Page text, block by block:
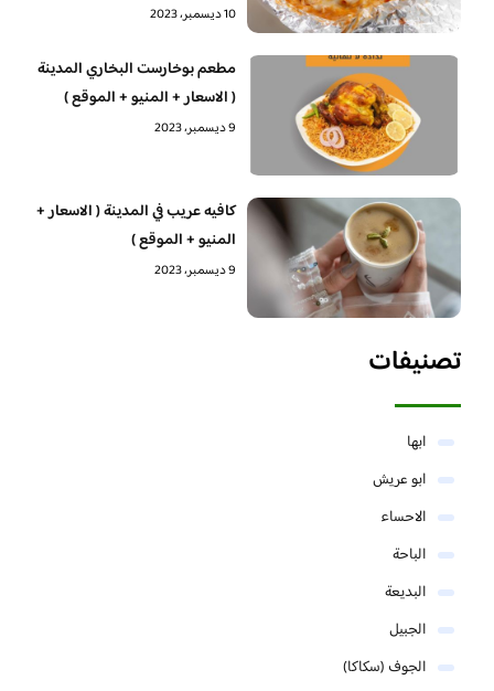
10 ديسمبر، 2023
مطعم بوخارست البخاري المدينة
( الاسعار + المنيو + الموقع )
9 ديسمبر، 2023
كافيه عريب في المدينة ( الاسعار +
المنيو + الموقع )
9 ديسمبر، 2023
تصنيفات
ابها
ابو عريش
الاحساء
الباحة
البديعة
الجبيل
الجوف (سكاكا)